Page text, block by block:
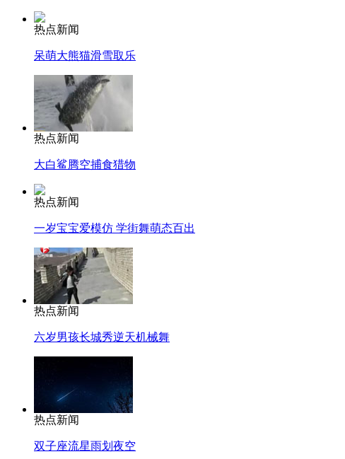
热点新闻
呆萌大熊猫滑雪取乐
热点新闻
大白鲨腾空捕食猎物
热点新闻
一岁宝宝爱模仿 学街舞萌态百出
热点新闻
六岁男孩长城秀逆天机械舞
热点新闻
双子座流星雨划夜空